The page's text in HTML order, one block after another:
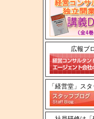
広報ブ
「経営堂」ス